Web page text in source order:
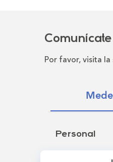
Por favor, visita
Personal